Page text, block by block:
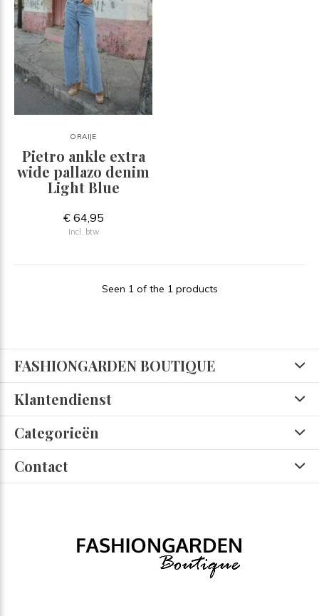
ORAIJE
Pietro ankle extra
wide pallazo denim
Light Blue
€ 64,95
Incl. btw
Seen 1 of the 1 products
FASHIONGARDEN BOUTIQUE
Klantendienst
Categorieën
Contact